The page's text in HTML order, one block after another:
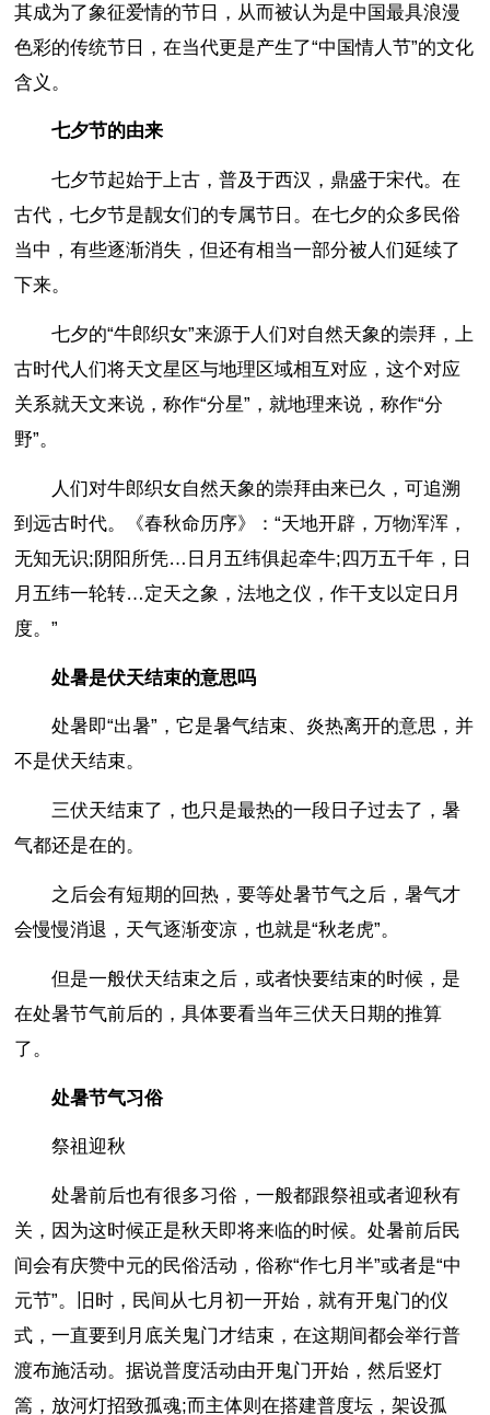
其成为了象征爱情的节日，从而被认为是中国最具浪漫
色彩的传统节日，在当代更是产生了“中国情人节”的文化
含义。
七夕节的由来
七夕节起始于上古，普及于西汉，鼎盛于宋代。在
古代，七夕节是靓女们的专属节日。在七夕的众多民俗
当中，有些逐渐消失，但还有相当一部分被人们延续了
下来。
七夕的“牛郎织女”来源于人们对自然天象的崇拜，上
古时代人们将天文星区与地理区域相互对应，这个对应
关系就天文来说，称作“分星”，就地理来说，称作“分
野”。
人们对牛郎织女自然天象的崇拜由来已久，可追溯
到远古时代。《春秋命历序》：“天地开辟，万物浑浑，
无知无识;阴阳所凭…日月五纬俱起牵牛;四万五千年，日
月五纬一轮转…定天之象，法地之仪，作干支以定日月
度。”
处暑是伏天结束的意思吗
处暑即“出暑”，它是暑气结束、炎热离开的意思，并
不是伏天结束。
三伏天结束了，也只是最热的一段日子过去了，暑
气都还是在的。
之后会有短期的回热，要等处暑节气之后，暑气才
会慢慢消退，天气逐渐变凉，也就是“秋老虎”。
但是一般伏天结束之后，或者快要结束的时候，是
在处暑节气前后的，具体要看当年三伏天日期的推算
了。
处暑节气习俗
祭祖迎秋
处暑前后也有很多习俗，一般都跟祭祖或者迎秋有
关，因为这时候正是秋天即将来临的时候。处暑前后民
间会有庆赞中元的民俗活动，俗称“作七月半”或者是“中
元节”。旧时，民间从七月初一开始，就有开鬼门的仪
式，一直要到月底关鬼门才结束，在这期间都会举行普
渡布施活动。据说普度活动由开鬼门开始，然后竖灯
篙，放河灯招致孤魂;而主体则在搭建普度坛，架设孤